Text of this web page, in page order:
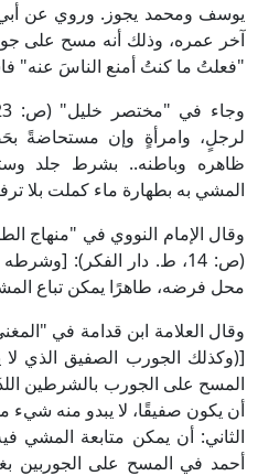
يوسف ومحمد يجوز. وروي عن أبي
آخر عمره، وذلك أنه مسح على
"فعلتُ ما كنتُ أمنع الناسَ عنه"
لرجلٍ، وامرأةٍ وإن
ظاهره وباطنه.. بشرط جلد
المشي به بطهارة ماء كملت بلا
وقال الإمام النووي في "منهاج
(ص: 14، ط. دار الفكر):
محل فرضه، طاهرًا يمكن تباع
[(وكذلك الجورب الصفيق الذي
المسح على الجورب بالشرطين
أن يكون صفيقًا، لا يبدو منه شيء
الثاني: أن يمكن متابعة المشي
أحمد في المسح على الجوربين